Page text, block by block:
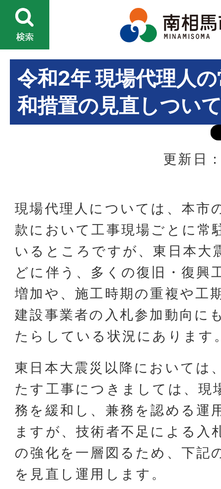
令和2年 現場代理人
和措置の見直しつい
更新日
現場代理人については、本市
款において工事現場ごとに常
いるところですが、東日本大
どに伴う、多くの復旧・復興
増加や、施工時期の重複や工
建設事業者の入札参加動向に
たらしている状況にあります
東日本大震災以降においては
たす工事につきましては、現
務を緩和し、兼務を認める運
ますが、技術者不足による入
の強化を一層図るため、下記
を見直し運用します。